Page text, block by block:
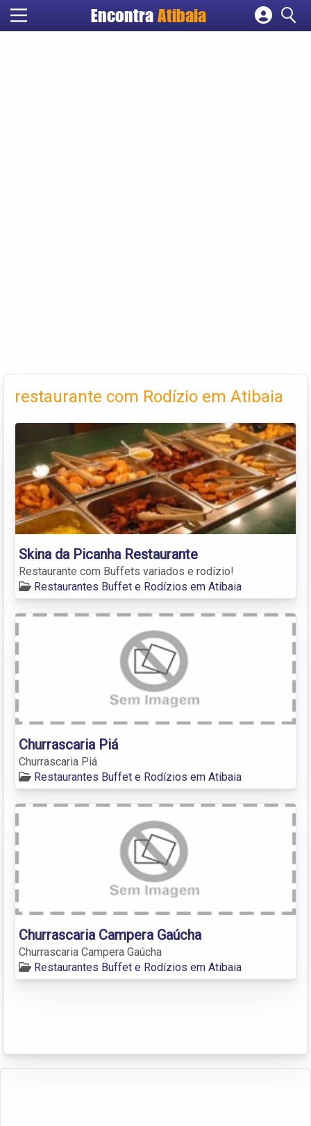
Encontra Atibaia
restaurante com Rodízio em Atibaia
Skina da Picanha Restaurante
Restaurante com Buffets variados e rodízio!
Restaurantes Buffet e Rodízios em Atibaia
Churrascaria Piá
Churrascaria Piá
Restaurantes Buffet e Rodízios em Atibaia
Churrascaria Campera Gaúcha
Churrascaria Campera Gaúcha
Restaurantes Buffet e Rodízios em Atibaia